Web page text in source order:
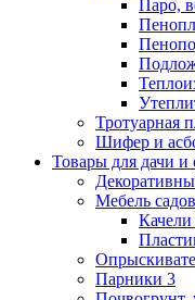
Паро,
Тротуарная
Шифер и
Товары для дачи и
Мебель
Парники 3